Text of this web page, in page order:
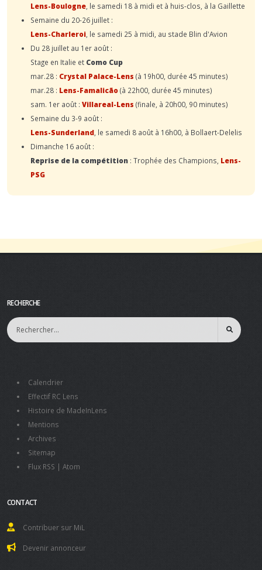
Lens-Boulogne , le samedi 18 à midi et à huis-clos, à la Gaillette
Semaine du 20-26 juillet :
Lens-Charleroi , le samedi 25 à midi, au stade Blin d'Avion
Du 28 juillet au 1er août :
Stage en Italie et Como Cup
mar.28 : Crystal Palace-Lens (à 19h00, durée 45 minutes)
mar.28 : Lens-Famalicão(à 22h00, durée 45 minutes)
sam. 1er août : Villareal-Lens (finale, à 20h00, 90 minutes)
Semaine du 3-9 août :
Lens-Sunderland , le samedi 8 août à 16h00, à Bollaert-Delelis
Dimanche 16 août :
Reprise de la compétition : Trophée des Champions, Lens-
PSG
RECHERCHE
Calendrier
Effectif RC Lens
Histoire de MadeInLens
Mentions
Archives
Sitemap
Flux RSS | Atom
CONTACT
Contribuer sur MiL
Devenir annonceur